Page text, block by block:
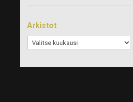
Arkistot
Arkistot